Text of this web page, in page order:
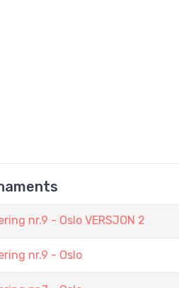
nr.9 - Oslo VERSJON 2
nr.9 - Oslo